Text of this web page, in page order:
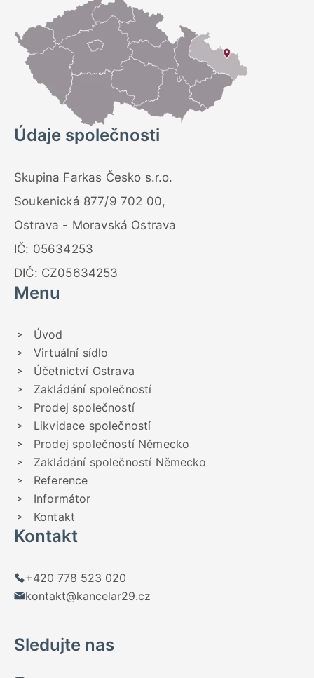
Údaje společnosti
Skupina Farkas Česko s.r.o.
Soukenická 877/9 702 00,
Ostrava - Moravská Ostrava
IČ: 05634253
DIČ: CZ05634253
Menu
Úvod
Virtuální sídlo
Účetnictví Ostrava
Zakládání společností
Prodej společností
Likvidace společností
Prodej společností Německo
Zakládání společností Německo
Reference
Informátor
Kontakt
Kontakt
+420 778 523 020
kontakt@kancelar29.cz
Sledujte nas